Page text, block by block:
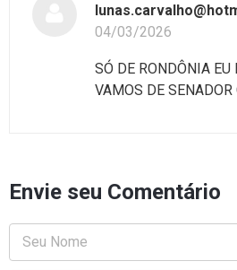
04/03/2026
SÓ DE RONDÔNIA
VAMOS DE
Envie seu Comentário